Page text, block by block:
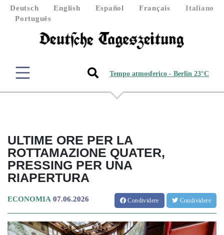
Deutsch English Español Français
Italiano
Português
Tempo atmosferico - Berlin 23°C
ULTIME ORE PER LA
ROTTAMAZIONE QUATER,
PRESSING PER UNA
RIAPERTURA
ECONOMIA 07.06.2026 Condividere Condividere